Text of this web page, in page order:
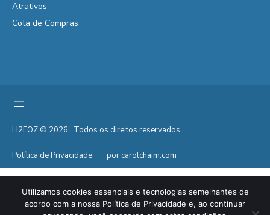
Atrativos
Cota de Compras
H2FOZ © 2026 . Todos os direitos reservados
Política de Privacidade por carolchaim.com
Utilizamos cookies essenciais e tecnologias semelhantes de
acordo com a nossa Política de Privacidade e, ao continuar